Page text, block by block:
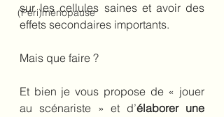
(Péri)ménopause
sur les cellules saines et avoir des
effets secondaires importants.
Mais que faire ?
Et bien je vous propose de « jouer
au scénariste » et d’élaborer une